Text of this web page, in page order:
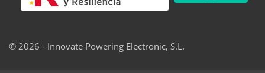
© 2026 - Innovate Powering Electronic, S.L.